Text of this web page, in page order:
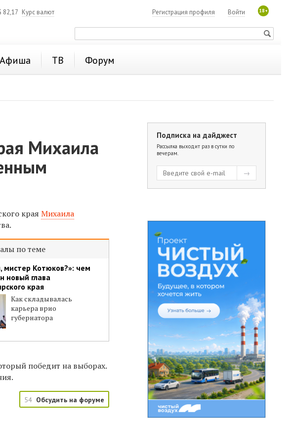
82,17 Курс валют 18+
Войти
Регистрация профиля
Афиша ТВ Форум
Михаила
краяМихаила
по теме
мистер Котюков?»: чем
новый глава
края
Как складывалась
карьера врио
губернатора
победит на выборах.
54 Обсудить на форуме
Подписка на дайджест
Рассылка выходит раз в сутки по
вечерам.